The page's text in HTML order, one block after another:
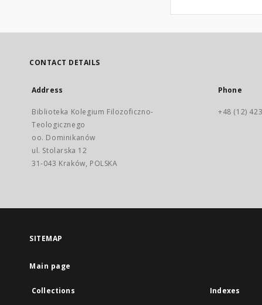
CONTACT DETAILS
Address
Biblioteka Kolegium Filozoficzno-
Teologicznego
oo. Dominikanów
ul. Stolarska 12
31-043 Kraków, POLSKA
Phone
+48 (12)
SITEMAP
Main page
Collections Indexes